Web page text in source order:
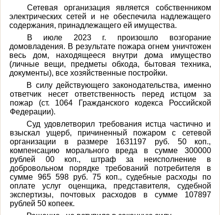
Сетевая организация является собственником
электрических сетей и не обеспечила надлежащего
содержания, принадлежащего ей имущества.
В июле 2023 г. произошло возгорание
домовладения. В результате пожара огнем уничтожен
весь дом, находящееся внутри дома имущество
(личные вещи, предметы обхода, бытовая техника,
документы), все хозяйственные постройки.
В силу действующего законодательства, именно
ответчик несет ответственность перед истцом за
пожар (ст. 1064 Гражданского кодекса Российской
Федерации).
Суд удовлетворил требования истца частично и
взыскал ущерб, причиненный пожаром с сетевой
организации в размере 1631197 руб. 50 коп.,
компенсацию морального вреда в сумме 300000
рублей 00 коп., штраф за неисполнение в
добровольном порядке требований потребителя в
сумме 965 598 руб. 75 коп., судебные расходы по
оплате услуг оценщика, представителя, судебной
экспертизы, почтовых расходов в сумме 107897
рублей 50 копеек.